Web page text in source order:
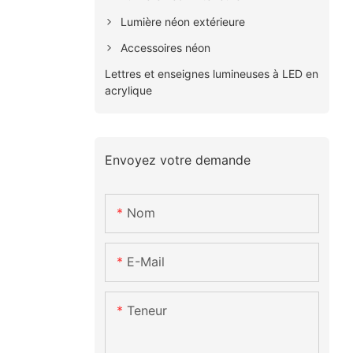
Lumière néon extérieure
Accessoires néon
Lettres et enseignes lumineuses à LED en
acrylique
Envoyez votre demande
Nom
E-Mail
Teneur